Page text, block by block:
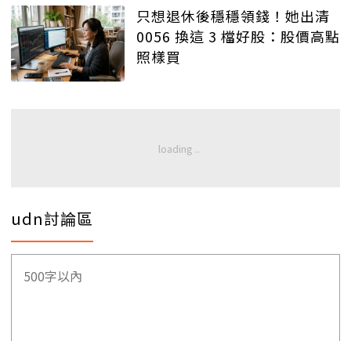
只想退休後穩穩領錢！她出清
0056 換這 3 檔好股：股價高點
照樣買
udn討論區